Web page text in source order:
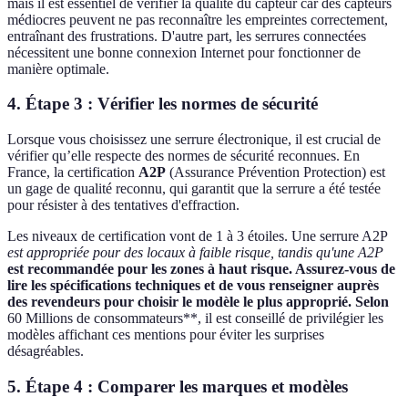
médiocres peuvent ne pas reconnaître les empreintes correctement,
entraînant des frustrations. D'autre part, les serrures connectées
nécessitent une bonne connexion Internet pour fonctionner de
manière optimale.
4. Étape 3 : Vérifier les normes de sécurité
Lorsque vous choisissez une serrure électronique, il est crucial de
vérifier qu’elle respecte des normes de sécurité reconnues. En
France, la certification A2P (Assurance Prévention Protection) est
un gage de qualité reconnu, qui garantit que la serrure a été testée
pour résister à des tentatives d'effraction.
Les niveaux de certification vont de 1 à 3 étoiles. Une serrure A2P
est appropriée pour des locaux à faible risque, tandis qu'une A2P
est recommandée pour les zones à haut risque. Assurez-vous de
lire les spécifications techniques et de vous renseigner auprès
des revendeurs pour choisir le modèle le plus approprié. Selon
60 Millions de consommateurs**, il est conseillé de privilégier les
modèles affichant ces mentions pour éviter les surprises
désagréables.
5. Étape 4 : Comparer les marques et modèles